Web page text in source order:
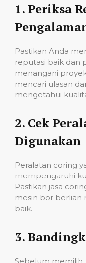
1. Periksa
Pastikan Anda
reputasi baik dan
menangani
mencari ulasan
mengetahui
2. Cek
Digunakan
Peralatan coring
mempengaruhi
Pastikan jasa
mesin bor berlian
baik.
3.
Sebelum